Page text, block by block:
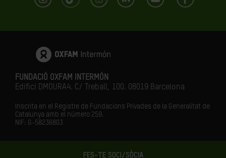
FES-TE SOCI/SÒCIA
FUNDACIÓ OXFAM INTERMÓN
Edifici DMOURA4. C/ Treball, 100. 08019 Barcelona
Inscrita en el Registre de Fundacions Privades de la Generalitat de
Catalunya amb el número 259.
NIF: G-58236803